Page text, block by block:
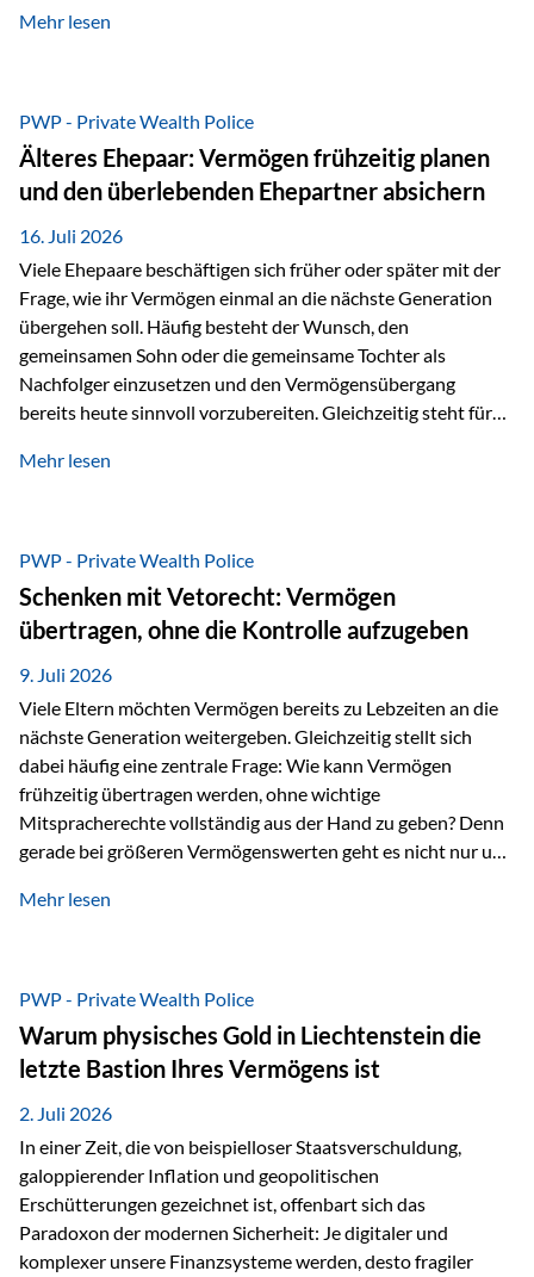
Vienna-Life eine interessante Lösung. Es ermöglicht,
Ausgangssituation Stellen Sie sich folgende Familie vor: Die
Großeltern haben über viele Jahre Vermögen aufgebaut. Ihr
Wunsch ist es, dieses Vermögen nicht nur den eigenen
Kindern, sondern langfristig auch den Enkeln zukommen zu…
Mehr lesen
PWP - Private Wealth Police
Älteres Ehepaar: Vermögen frühzeitig planen
und den überlebenden Ehepartner absichern
16. Juli 2026
Viele Ehepaare beschäftigen sich früher oder später mit der
Frage, wie ihr Vermögen einmal an die nächste Generation
übergehen soll. Häufig besteht der Wunsch, den
gemeinsamen Sohn oder die gemeinsame Tochter als
Nachfolger einzusetzen und den Vermögensübergang
bereits heute sinnvoll vorzubereiten. Gleichzeitig steht für
passiert, wenn einer der beiden verstirbt? Der überlebende
Vermögen verfügen können. Genau für diese
Ausgangssituation bietet die Private Wealth Police der
Vienna-Life eine durchdachte Gestaltungsmöglichkeit. Die
Ausgangssituation Stellen Sie sich folgendes Beispiel vor:
Ein…
Mehr lesen
PWP - Private Wealth Police
Schenken mit Vetorecht: Vermögen
übertragen, ohne die Kontrolle aufzugeben
9. Juli 2026
Viele Eltern möchten Vermögen bereits zu Lebzeiten an die
nächste Generation weitergeben. Gleichzeitig stellt sich
dabei häufig eine zentrale Frage: Wie kann Vermögen
frühzeitig übertragen werden, ohne wichtige
Mitspracherechte vollständig aus der Hand zu geben? Denn
gerade bei größeren Vermögenswerten geht es nicht nur um
sicherzustellen, dass das Vermögen langfristig erhalten
folgende Situation vor: Ein Vater schenkt seiner Tochter
einen Teil seines Vermögens. Einige Jahre später möchte die
Tochter das Geld kurzfristig verwenden, um…
Mehr lesen
PWP - Private Wealth Police
Warum physisches Gold in Liechtenstein die
letzte Bastion Ihres Vermögens ist
2. Juli 2026
In einer Zeit, die von beispielloser Staatsverschuldung,
galoppierender Inflation und geopolitischen
Erschütterungen gezeichnet ist, offenbart sich das
Paradoxon der modernen Sicherheit: Je digitaler und
komplexer unsere Finanzsysteme werden, desto fragiler